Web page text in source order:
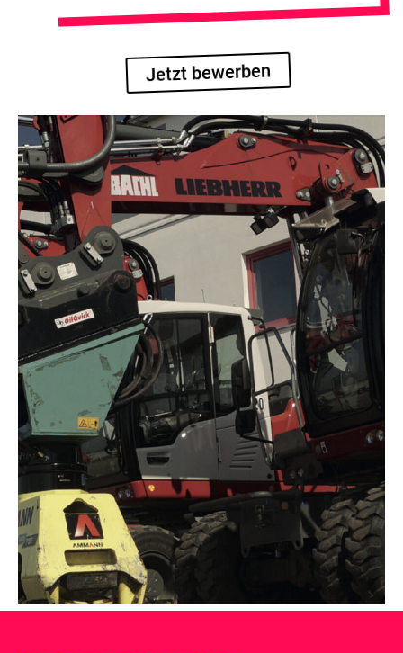
Jetzt bewerben